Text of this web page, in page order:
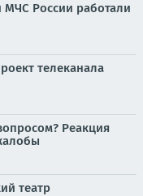
России работали
телеканала
Реакция
театр